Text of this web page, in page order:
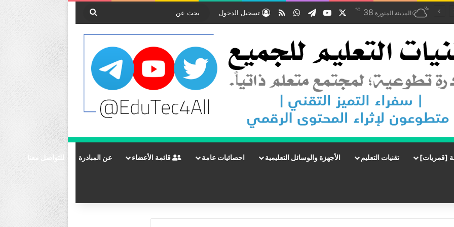
المدينة المنورة 38
℃
‫X
‫YouTube
تيلقرامواتسابملخص الموقع RSS
تسجيل الدخول
بحث
[قمريات] تقنيات التعليم الأجهزة والوسائل التعليمية احصائيات عامة قائمة الأعضاء عن المبادرة للتواصل معنا